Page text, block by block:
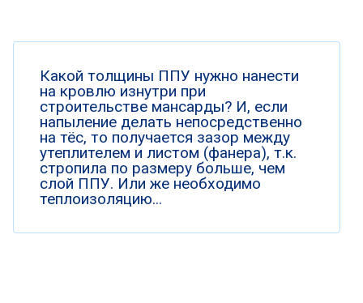
Какой толщины ППУ нужно нанести
на кровлю изнутри при
строительстве мансарды? И, если
напыление делать непосредственно
на тёс, то получается зазор между
утеплителем и листом (фанера), т.к.
стропила по размеру больше, чем
слой ППУ. Или же необходимо
теплоизоляцию...